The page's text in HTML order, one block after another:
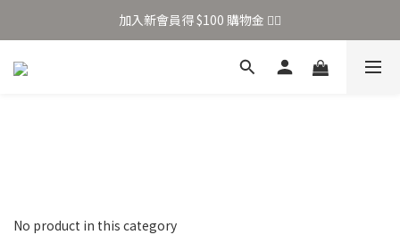
加入新會員得 $100 購物金 👉🏻
加入新會員得 $100 購物金 👉🏻
全站滿 $699 享免運
No product in this category